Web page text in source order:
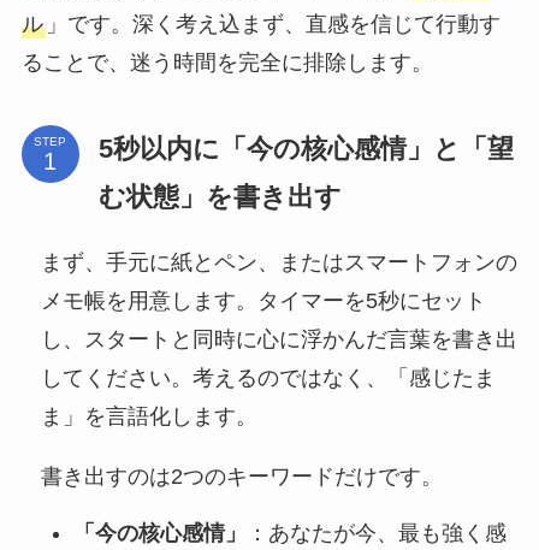
ル」です。深く考え込まず、直感を信じて行動す
ることで、迷う時間を完全に排除します。
STEP
5秒以内に「今の核心感情」と「望
む状態」を書き出す
まず、手元に紙とペン、またはスマートフォンの
メモ帳を用意します。タイマーを5秒にセット
し、スタートと同時に心に浮かんだ言葉を書き出
してください。考えるのではなく、「感じたま
ま」を言語化します。
書き出すのは2つのキーワードだけです。
「今の核心感情」
：あなたが今、最も強く感